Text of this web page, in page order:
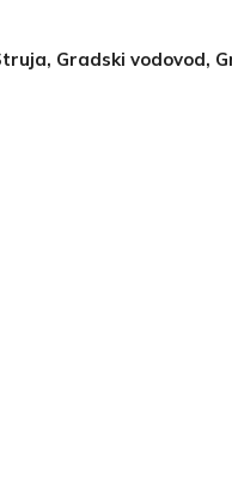
Gradski vodovod,